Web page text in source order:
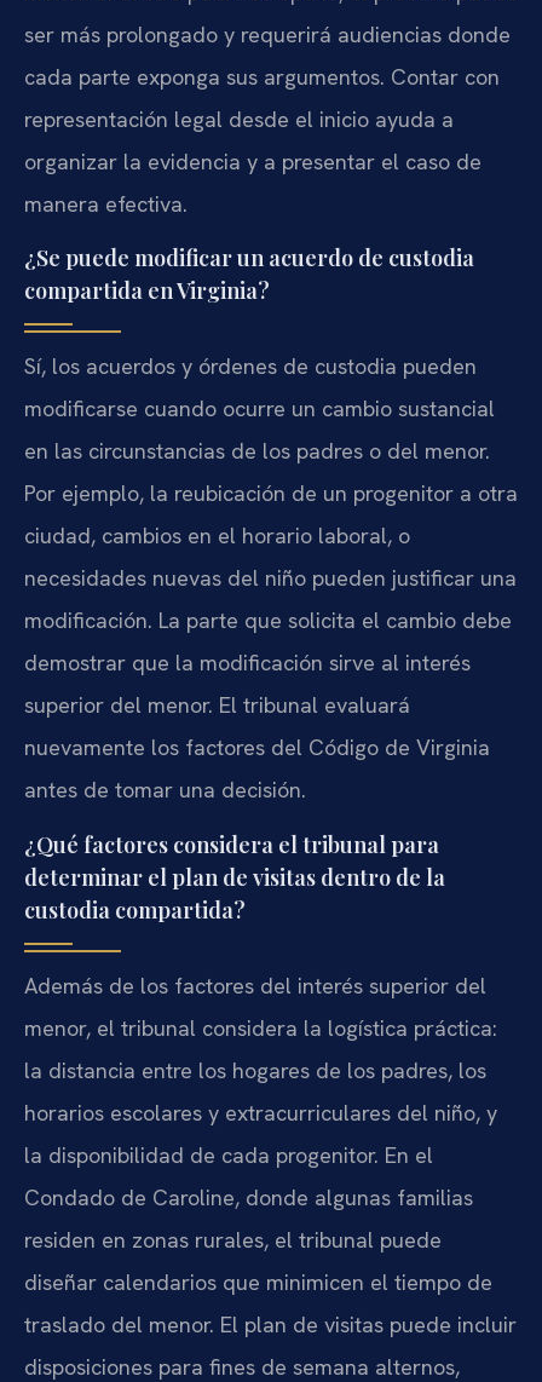
ser más prolongado y requerirá audiencias donde
cada parte exponga sus argumentos. Contar con
representación legal desde el inicio ayuda a
organizar la evidencia y a presentar el caso de
manera efectiva.
¿Se puede modificar un acuerdo de custodia
compartida en Virginia?
Sí, los acuerdos y órdenes de custodia pueden
modificarse cuando ocurre un cambio sustancial
en las circunstancias de los padres o del menor.
Por ejemplo, la reubicación de un progenitor a otra
ciudad, cambios en el horario laboral, o
necesidades nuevas del niño pueden justificar una
modificación. La parte que solicita el cambio debe
demostrar que la modificación sirve al interés
superior del menor. El tribunal evaluará
nuevamente los factores del Código de Virginia
antes de tomar una decisión.
¿Qué factores considera el tribunal para
determinar el plan de visitas dentro de la
custodia compartida?
Además de los factores del interés superior del
menor, el tribunal considera la logística práctica:
la distancia entre los hogares de los padres, los
horarios escolares y extracurriculares del niño, y
la disponibilidad de cada progenitor. En el
Condado de Caroline, donde algunas familias
residen en zonas rurales, el tribunal puede
diseñar calendarios que minimicen el tiempo de
traslado del menor. El plan de visitas puede incluir
disposiciones para fines de semana alternos,